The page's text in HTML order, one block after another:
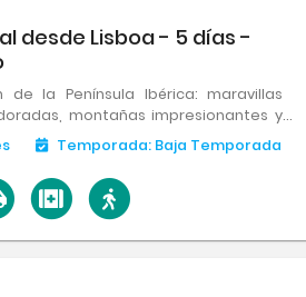
desde Lisboa - 5 días -
de la Península Ibérica: maravillas
montañas impresionantes y
Vive una experiencia
de historia, cultura y belleza. ¡Una
Temporada: Baja Temporada